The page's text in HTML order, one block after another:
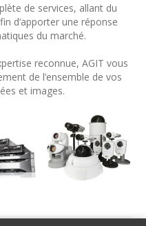
de services, allant du
d’apporter une réponse
du marché.
reconnue, AGIT vous
de l’ensemble de vos
et images.